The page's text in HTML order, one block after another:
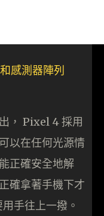
， Pixel 4 採用
以在任何光源情
正確安全地解
確拿著手機下才
手往上一撥。